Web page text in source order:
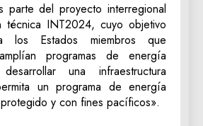
parte del proyecto interregional
técnica INT2024, cuyo objetivo
los Estados miembros que
programas de energía
una infraestructura
un programa de energía
y con fines pacíficos».